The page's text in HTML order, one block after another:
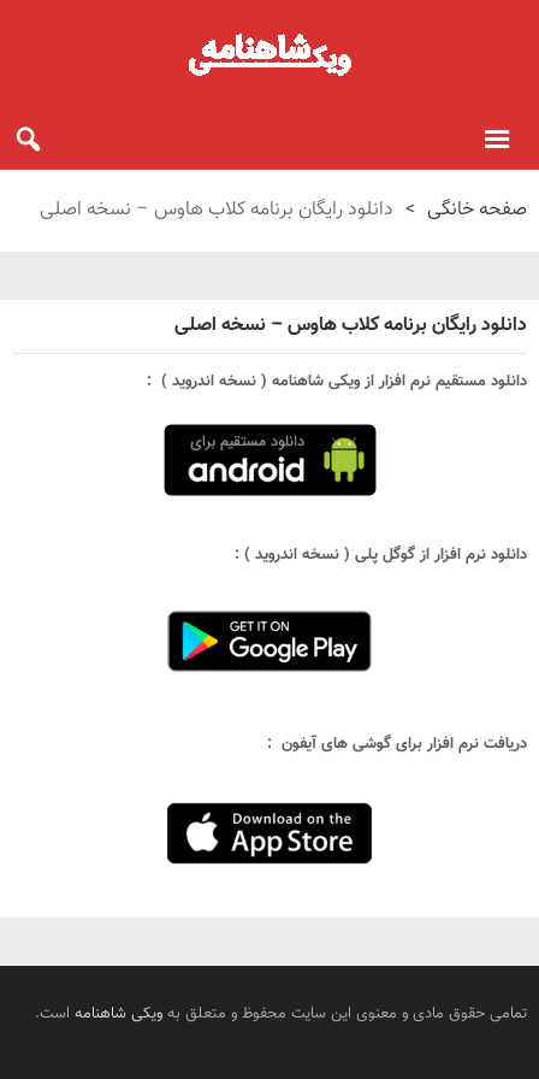
صفحه خانگی > دانلود رایگان برنامه کلاب هاوس – نسخه اصلی
دانلود رایگان برنامه کلاب هاوس – نسخه اصلی
دانلود مستقیم نرم افزار از ویکی شاهنامه ( نسخه اندروید ) :
دانلود نرم افزار از گوگل پلی ( نسخه اندروید ) :
دریافت نرم افزار برای گوشی های آیفون :
تمامی حقوق مادی و معنوی این سایت محفوظ و متعلق به ویکی شاهنامه است.